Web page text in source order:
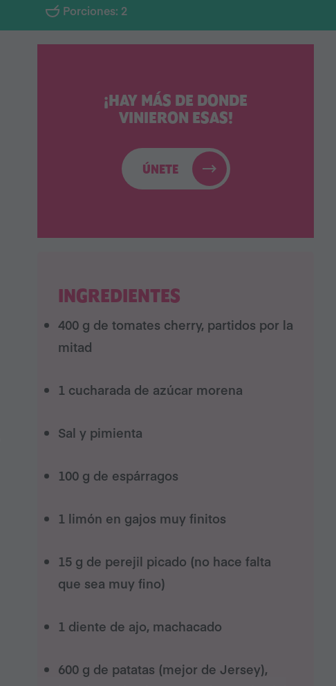
Porciones: 2
¡HAY MÁS DE DONDE
VINIERON ESAS!
ÚNETE
INGREDIENTES
400 g de tomates cherry, partidos por la
mitad
1 cucharada de azúcar morena
Sal y pimienta
100 g de espárragos
1 limón en gajos muy finitos
15 g de perejil picado (no hace falta
que sea muy fino)
1 diente de ajo, machacado
600 g de patatas (mejor de Jersey),